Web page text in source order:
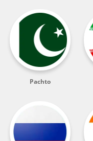
Pachto